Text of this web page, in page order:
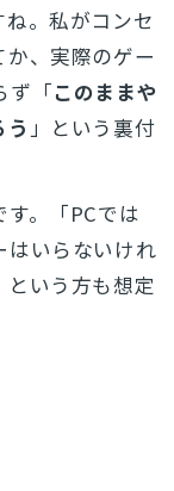
。私がコンセ
、実際のゲー
ず「このままや
」という裏付
。「PCでは
はいらないけれ
という方も想定